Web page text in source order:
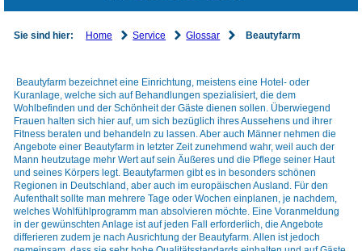
Sie sind hier: Home Service Glossar Beautyfarm
Beautyfarm bezeichnet eine Einrichtung, meistens eine Hotel- oder
Kuranlage, welche sich auf Behandlungen spezialisiert, die dem
Wohlbefinden und der Schönheit der Gäste dienen sollen. Überwiegend
Frauen halten sich hier auf, um sich bezüglich ihres Aussehens und ihrer
Fitness beraten und behandeln zu lassen. Aber auch Männer nehmen die
Angebote einer Beautyfarm in letzter Zeit zunehmend wahr, weil auch der
Mann heutzutage mehr Wert auf sein Äußeres und die Pflege seiner Haut
und seines Körpers legt. Beautyfarmen gibt es in besonders schönen
Regionen in Deutschland, aber auch im europäischen Ausland. Für den
Aufenthalt sollte man mehrere Tage oder Wochen einplanen, je nachdem,
welches Wohlfühlprogramm man absolvieren möchte. Eine Voranmeldung
in der gewünschten Anlage ist auf jeden Fall erforderlich, die Angebote
differieren zudem je nach Ausrichtung der Beautyfarm. Allen ist jedoch